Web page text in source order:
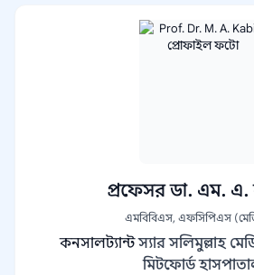
প্রফেসর ডা. এম. এ.
এমবিবিএস, এফসিপিএস
কনসালট্যান্ট স্যার সলিমুল্লাহ
মিটফোর্ড